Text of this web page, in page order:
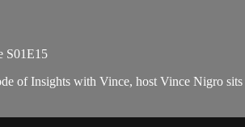
S01E15
of Insights with Vince, host Vince Nigro